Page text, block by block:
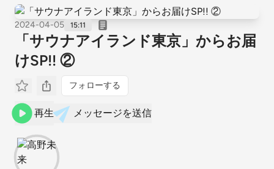
2024-04-05 15:11
「サウナアイランド東京」からお届
けSP!! ②
フォローする
再生 メッセージを送信